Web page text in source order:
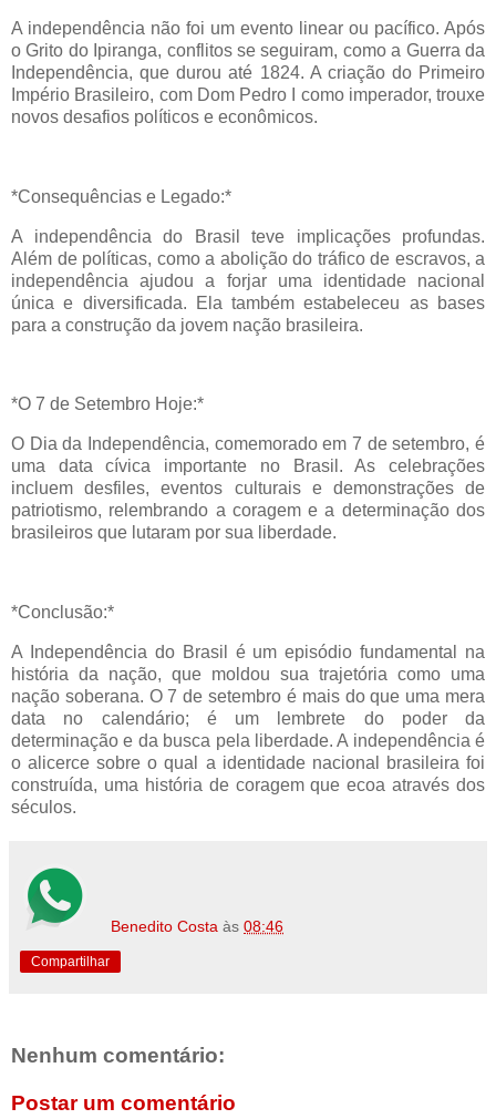
A independência não foi um evento linear ou pacífico. Após
o Grito do Ipiranga, conflitos se seguiram, como a Guerra da
Independência, que durou até 1824. A criação do Primeiro
Império Brasileiro, com Dom Pedro I como imperador, trouxe
novos desafios políticos e econômicos.
*Consequências e Legado:*
A independência do Brasil teve implicações profundas.
Além de políticas, como a abolição do tráfico de escravos, a
independência ajudou a forjar uma identidade nacional
única e diversificada. Ela também estabeleceu as bases
para a construção da jovem nação brasileira.
*O 7 de Setembro Hoje:*
O Dia da Independência, comemorado em 7 de setembro, é
uma data cívica importante no Brasil. As celebrações
incluem desfiles, eventos culturais e demonstrações de
patriotismo, relembrando a coragem e a determinação dos
brasileiros que lutaram por sua liberdade.
*Conclusão:*
A Independência do Brasil é um episódio fundamental na
história da nação, que moldou sua trajetória como uma
nação soberana. O 7 de setembro é mais do que uma mera
data no calendário; é um lembrete do poder da
determinação e da busca pela liberdade. A independência é
o alicerce sobre o qual a identidade nacional brasileira foi
construída, uma história de coragem que ecoa através dos
séculos.
Benedito Costa às08:46
Compartilhar
Nenhum comentário:
Postar um comentário